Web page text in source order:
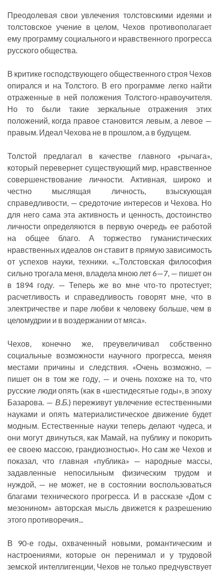
Преодолевая свои увлечения толстовскими идеями и
толстовское учение в целом, Чехов противополагает
ему программу социального и нравственного прогресса
русского общества.
В критике господствующего общественного строя Чехов
опирался и на Толстого. В его программе легко найти
отраженные в ней положения Толстого-нравоучителя.
Но то были такие зеркальные отражения этих
положений, когда правое становится левым, а левое —
правым. Идеал Чехова не в прошлом, а в будущем.
Толстой предлагал в качестве главного «рычага»,
который перевернет существующий мир, нравственное
совершенствование личности. Активная, широко и
честно мыслящая личность, взыскующая
справедливости, — средоточие интересов и Чехова. Но
для него сама эта активность и ценность, достоинство
личности определяются в первую очередь ее работой
на общее благо. А торжество гуманистических
нравственных идеалов он ставит в прямую зависимость
от успехов науки, техники. «...Толстовская философия
сильно трогала меня, владела мною лет 6—7, — пишет он
в 1894 году. — Теперь же во мне что-то протестует;
расчетливость и справедливость говорят мне, что в
электричестве и паре любви к человеку больше, чем в
целомудрии и в воздержании от мяса».
Чехов, конечно же, преувеличивал собственно
социальные возможности научного прогресса, меняя
местами причины и следствия. «Очень возможно, —
пишет он в том же году, — и очень похоже на то, что
русские люди опять (как в «шестидесятые годы», в эпоху
Базарова. — В.Б.) переживут увлечение естественными
науками и опять материалистическое движение будет
модным. Естественные науки теперь делают чудеса, и
они могут двинуться, как Мамай, на публику и покорить
ее своею массою, грандиозностью». Но сам же Чехов и
показал, что главная «публика» — народные массы,
задавленные непосильным физическим трудом и
нуждой, — не может, не в состоянии воспользоваться
благами технического прогресса. И в рассказе «Дом с
мезонином» авторская мысль движется к разрешению
этого противоречия...
В 90-е годы, охваченный новыми, романтическим и
настроениями, которые он перенимал и у трудовой
земской интеллигенции, Чехов не только предчувствует